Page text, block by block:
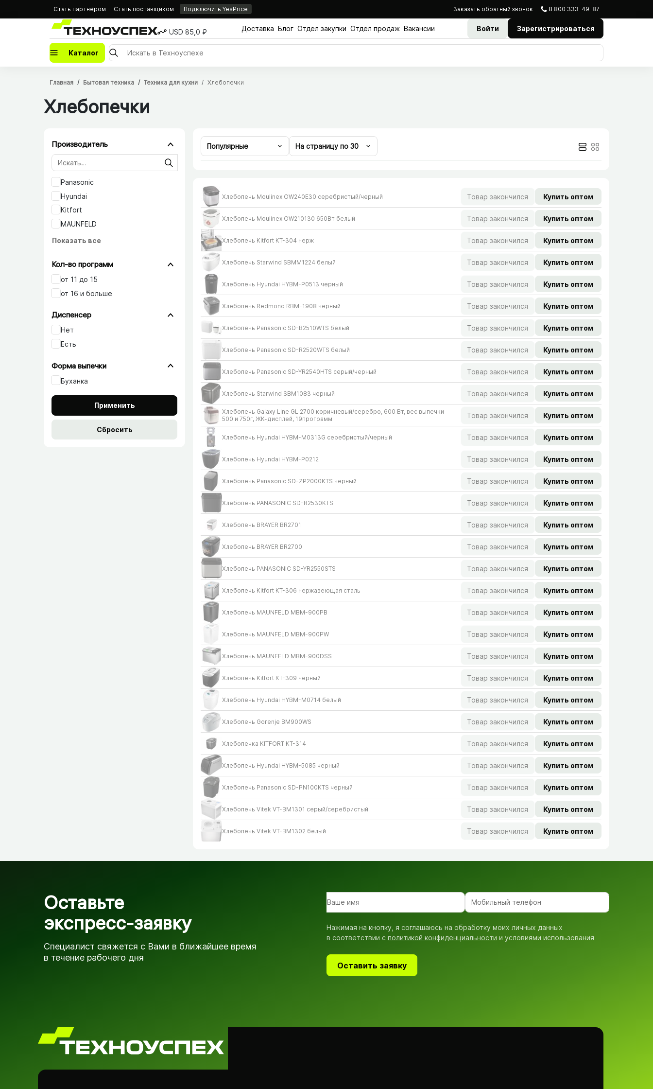
Стать партнёром Стать поставщиком Подключить YesPrice Заказать обратный звонок 8 800 333-49-87
USD 85,0 ₽ Доставка Блог Отдел закупки Отдел продаж Вакансии Войти Зарегистрироваться
Каталог
Главная Бытовая техника Техника для кухни Хлебопечки
Хлебопечки
Производитель
Panasonic
Hyundai
Kitfort
MAUNFELD
Показать все
Кол-во программ
от 11 до 15
от 16 и больше
Диспенсер
Нет
Есть
Форма выпечки
Буханка
Популярные На страницу по 30
Хлебопечь Moulinex OW240E30 серебристый/​черный Товар закончился Купить оптом
Хлебопечь Moulinex OW210130 650Вт белый Товар закончился Купить оптом
Хлебопечь Kitfort КТ-304 нерж Товар закончился Купить оптом
Хлебопечь Starwind SBMM1224 белый Товар закончился Купить оптом
Хлебопечь Hyundai HYBM-P0513 черный Товар закончился Купить оптом
Хлебопечь Redmond RBM-1908 черный Товар закончился Купить оптом
Хлебопечь Panasonic SD-B2510WTS белый Товар закончился Купить оптом
Хлебопечь Panasonic SD-R2520WTS белый Товар закончился Купить оптом
Хлебопечь Panasonic SD-YR2540HTS серый/​черный Товар закончился Купить оптом
Хлебопечь Starwind SBM1083 черный Товар закончился Купить оптом
Хлебопечь Galaxy Line GL 2700 коричневый/​серебро, 600 Вт, вес выпечки
500 и 750г, ЖК-дисплей, 19программ
Товар закончился Купить оптом
Хлебопечь Hyundai HYBM-M0313G серебристый/​черный Товар закончился Купить оптом
Хлебопечь Hyundai HYBM-P0212 Товар закончился Купить оптом
Хлебопечь Panasonic SD-ZP2000KTS черный Товар закончился Купить оптом
Хлебопечь PANASONIC SD-R2530KTS Товар закончился Купить оптом
Хлебопечь BRAYER BR2701 Товар закончился Купить оптом
Хлебопечь BRAYER BR2700 Товар закончился Купить оптом
Хлебопечь PANASONIC SD-YR2550STS Товар закончился Купить оптом
Хлебопечь Kitfort КТ-306 нержавеющая сталь Товар закончился Купить оптом
Хлебопечь MAUNFELD MBM-900PB Товар закончился Купить оптом
Хлебопечь MAUNFELD MBM-900PW Товар закончился Купить оптом
Хлебопечь MAUNFELD MBM-900DSS Товар закончился Купить оптом
Хлебопечь Kitfort КТ-309 черный Товар закончился Купить оптом
Хлебопечь Hyundai HYBM-M0714 белый Товар закончился Купить оптом
Хлебопечь Gorenje BM900WS Товар закончился Купить оптом
Хлебопечка KITFORT КТ-314 Товар закончился Купить оптом
Хлебопечь Hyundai HYBM-5085 черный Товар закончился Купить оптом
Хлебопечь Panasonic SD-PN100KTS черный Товар закончился Купить оптом
Хлебопечь Vitek VT-BM1301 серый/​серебристый Товар закончился Купить оптом
Хлебопечь Vitek VT-BM1302 белый Товар закончился Купить оптом
Оставьте
экспресс-заявку
Специалист свяжется с Вами в ближайшее время
в течение рабочего дня
Нажимая на кнопку, я соглашаюсь на обработку моих личных данных
в соответствии с политикой конфиденциальности и условиями использования
Оставить заявку